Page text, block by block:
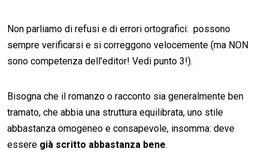
Non parliamo di refusi e di errori ortografici: possono
sempre verificarsi e si correggono velocemente (ma NON
sono competenza dell’editor! Vedi punto 3!).
Bisogna che il romanzo o racconto sia generalmente ben
tramato, che abbia una struttura equilibrata, uno stile
abbastanza omogeneo e consapevole, insomma: deve
essere già scritto abbastanza bene.